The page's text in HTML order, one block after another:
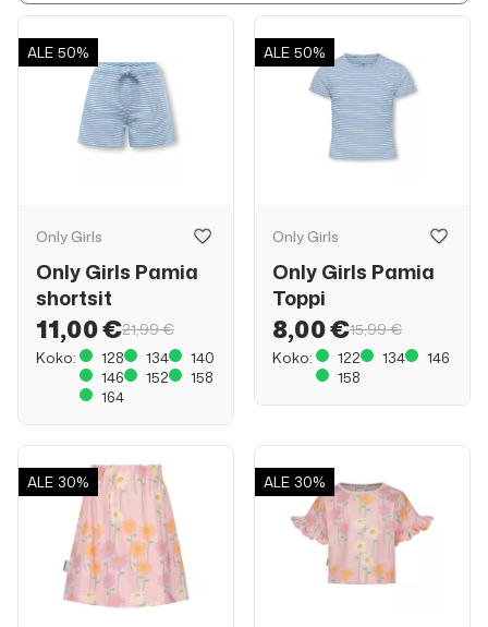
ALE 50%
Only Girls
Only Girls Pamia
shortsit
11,00 €21,99 €
Koko:
128 134
140
146
152
158
164
ALE 50%
Only Girls
Only Girls Pamia
Toppi
8,00 €15,99 €
Koko:
122 134
146
158
ALE 30% ALE 30%